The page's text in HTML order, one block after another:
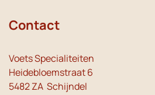
Contact
Voets Specialiteiten
Heidebloemstraat 6
5482 ZA Schijndel